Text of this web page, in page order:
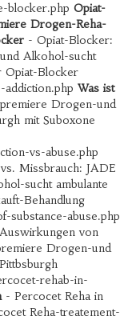
blocker.php Opiat-
Drogen-Reha-
- Opiat-Blocker:
Alkohol-sucht
Opiat-Blocker
Was ist
Drogen-und
mit Suboxone
vs-abuse.php
Missbrauch: JADE
sucht ambulante
Behandlung
abuse.php
von
Drogen-und
rehab-in-
- Percocet Reha in
Reha-treatement-